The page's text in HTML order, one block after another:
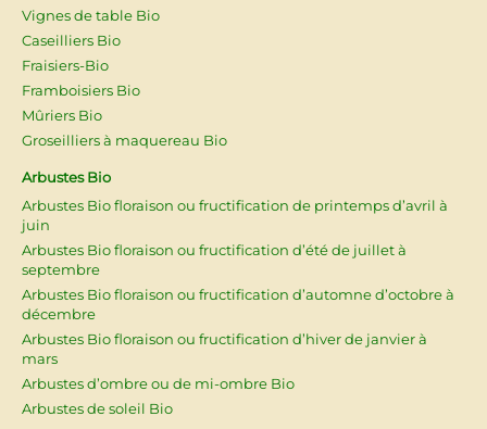
Vignes de table Bio
Caseilliers Bio
Fraisiers-Bio
Framboisiers Bio
Mûriers Bio
Groseilliers à maquereau Bio
Arbustes Bio
Arbustes Bio floraison ou fructification de printemps d’avril à
juin
Arbustes Bio floraison ou fructification d’été de juillet à
septembre
Arbustes Bio floraison ou fructification d’automne d’octobre à
décembre
Arbustes Bio floraison ou fructification d’hiver de janvier à
mars
Arbustes d’ombre ou de mi-ombre Bio
Arbustes de soleil Bio